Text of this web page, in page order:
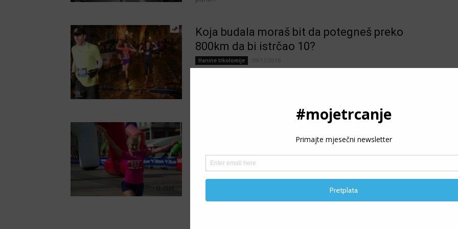
Koja budala moraš bit da potegneš preko
800km da bi istrčao 10?
Hanine trkolomije 09/11/2016
Piše: Hanifa Terzić Danima sam u panici. Ništa nisam trenirala preko ljeta.
Od aprila nisam potrčala ozbiljnije. Sastavile me druge obaveze, trening je
bio u...